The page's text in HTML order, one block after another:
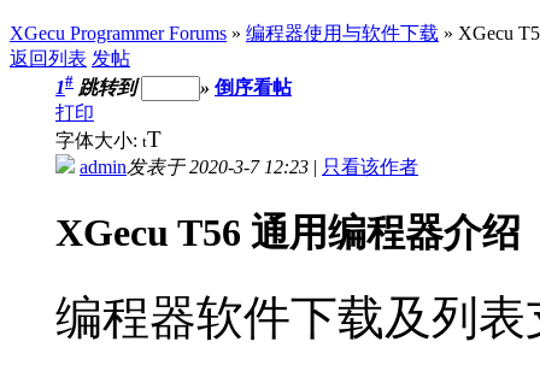
XGecu Programmer Forums » 编程器使用与软件下载 » XGecu
返回列表 发帖
1# 跳转到 » 倒序看帖
打印
字体大小: tT
admin发表于 2020-3-7 12:23 | 只看该作者
XGecu T56 通用编程器介绍
编程器软件下载及列表